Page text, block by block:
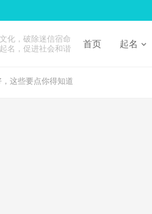
化，破除迷信宿命
名，促进社会和谐
首页 起名
这些要点你得知道